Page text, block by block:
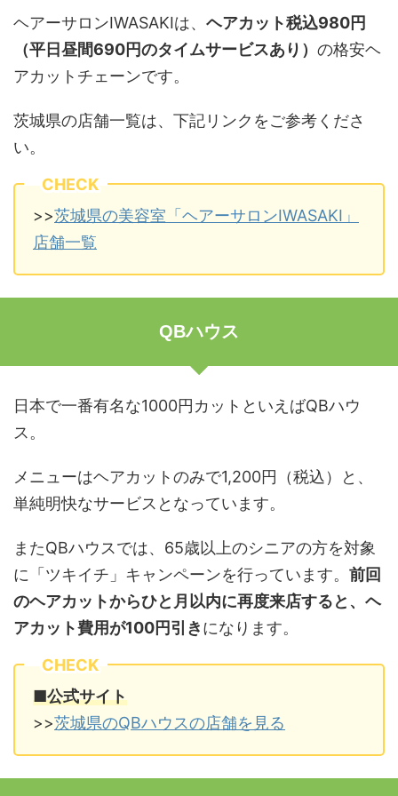
ヘアーサロンIWASAKIは、 ヘアカット税込980円
（平日昼間690円のタイムサービスあり） の格安ヘ
アカットチェーンです。
茨城県の店舗一覧は、下記リンクをご参考くださ
い。
CHECK
>>茨城県の美容室「ヘアーサロンIWASAKI」
店舗一覧
QBハウス
日本で一番有名な1000円カットといえばQBハウ
ス。
メニューはヘアカットのみで1,200円（税込）と、
単純明快なサービスとなっています。
またQBハウスでは、65歳以上のシニアの方を対象
に「ツキイチ」キャンペーンを行っています。 前回
のヘアカットからひと月以内に再度来店すると、ヘ
アカット費用が100円引きになります。
CHECK
■公式サイト
>>茨城県のQBハウスの店舗を見る